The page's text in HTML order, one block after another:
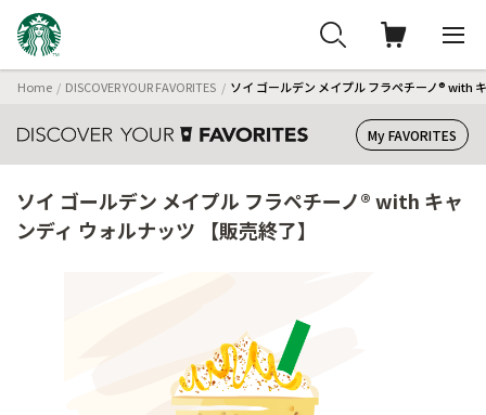
Home DISCOVER YOUR FAVORITES ソイ ゴールデン メイプル フラペチーノ® with
My FAVORITES
ソイ ゴールデン メイプル フラペチーノ® with キャ
ンディ ウォルナッツ 【販売終了】